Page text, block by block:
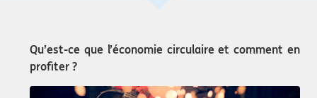
Qu’est-ce que l’économie circulaire et comment en
profiter ?